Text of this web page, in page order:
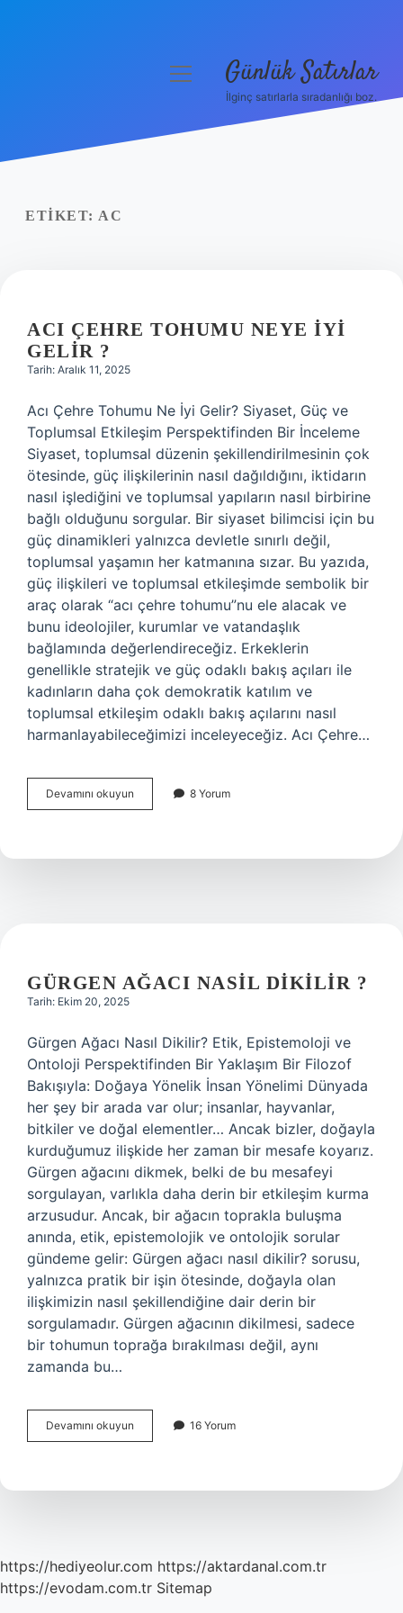
Yasal Uyarı
menüyü Günlük Satırlar
İlginç satırlarla sıradanlığı boz.
ETIKET: AC
ACI ÇEHRE TOHUMU NEYE IYI
GELIR ?
Tarih: Aralık 11, 2025
Acı Çehre Tohumu Ne İyi Gelir? Siyaset, Güç ve
Toplumsal Etkileşim Perspektifinden Bir İnceleme
Siyaset, toplumsal düzenin şekillendirilmesinin çok
ötesinde, güç ilişkilerinin nasıl dağıldığını, iktidarın
nasıl işlediğini ve toplumsal yapıların nasıl birbirine
bağlı olduğunu sorgular. Bir siyaset bilimcisi için bu
güç dinamikleri yalnızca devletle sınırlı değil,
toplumsal yaşamın her katmanına sızar. Bu yazıda,
güç ilişkileri ve toplumsal etkileşimde sembolik bir
araç olarak “acı çehre tohumu”nu ele alacak ve
bunu ideolojiler, kurumlar ve vatandaşlık
bağlamında değerlendireceğiz. Erkeklerin
genellikle stratejik ve güç odaklı bakış açıları ile
kadınların daha çok demokratik katılım ve
toplumsal etkileşim odaklı bakış açılarını nasıl
harmanlayabileceğimizi inceleyeceğiz. Acı Çehre…
Devamını okuyun
çehre
iyi
8 Yorum
GÜRGEN AĞACI NASIL DIKILIR ?
Tarih: Ekim 20, 2025
Gürgen Ağacı Nasıl Dikilir? Etik, Epistemoloji ve
Ontoloji Perspektifinden Bir Yaklaşım Bir Filozof
Bakışıyla: Doğaya Yönelik İnsan Yönelimi Dünyada
her şey bir arada var olur; insanlar, hayvanlar,
bitkiler ve doğal elementler… Ancak bizler, doğayla
kurduğumuz ilişkide her zaman bir mesafe koyarız.
Gürgen ağacını dikmek, belki de bu mesafeyi
sorgulayan, varlıkla daha derin bir etkileşim kurma
arzusudur. Ancak, bir ağacın toprakla buluşma
anında, etik, epistemolojik ve ontolojik sorular
gündeme gelir: Gürgen ağacı nasıl dikilir? sorusu,
yalnızca pratik bir işin ötesinde, doğayla olan
ilişkimizin nasıl şekillendiğine dair derin bir
sorgulamadır. Gürgen ağacının dikilmesi, sadece
bir tohumun toprağa bırakılması değil, aynı
zamanda bu…
Devamını okuyun
ağacı
?
16 Yorum
https://hediyeolur.com https://aktardanal.com.tr
https://evodam.com.tr Sitemap